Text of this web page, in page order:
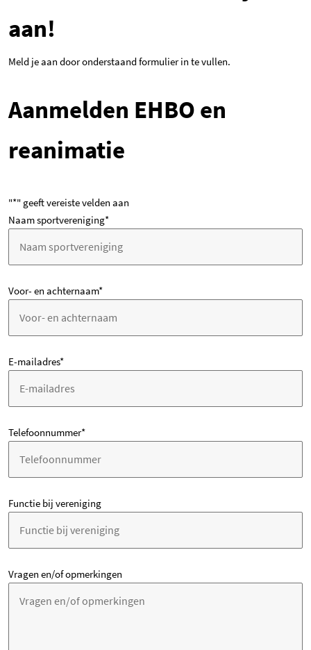
aan!
Meld je aan door onderstaand formulier in te vullen.
Aanmelden EHBO en
reanimatie
"*" geeft vereiste velden aan
Naam sportvereniging*
Voor- en achternaam*
E-mailadres*
Telefoonnummer*
Functie bij vereniging
Vragen en/of opmerkingen